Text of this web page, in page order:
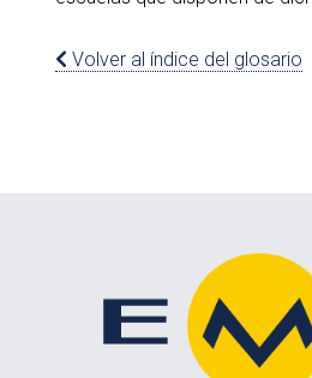
Volver al índice del glosario